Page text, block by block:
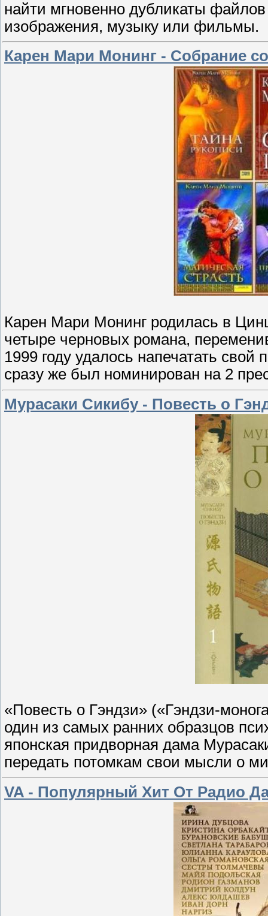
найти мгновенно дубликаты
изображения, музыку или фильмы.
Карен Мари Монинг - Собрание
Карен Мари Монинг родилась в
четыре черновых романа,
1999 году удалось напечатать
сразу же был номинирован на 2
Мурасаки Сикибу - Повесть о
«Повесть о Гэндзи» («Гэндзи-
один из самых ранних образцов
японская придворная дама
передать потомкам свои мысли о
VA - Популярный Хит От Радио